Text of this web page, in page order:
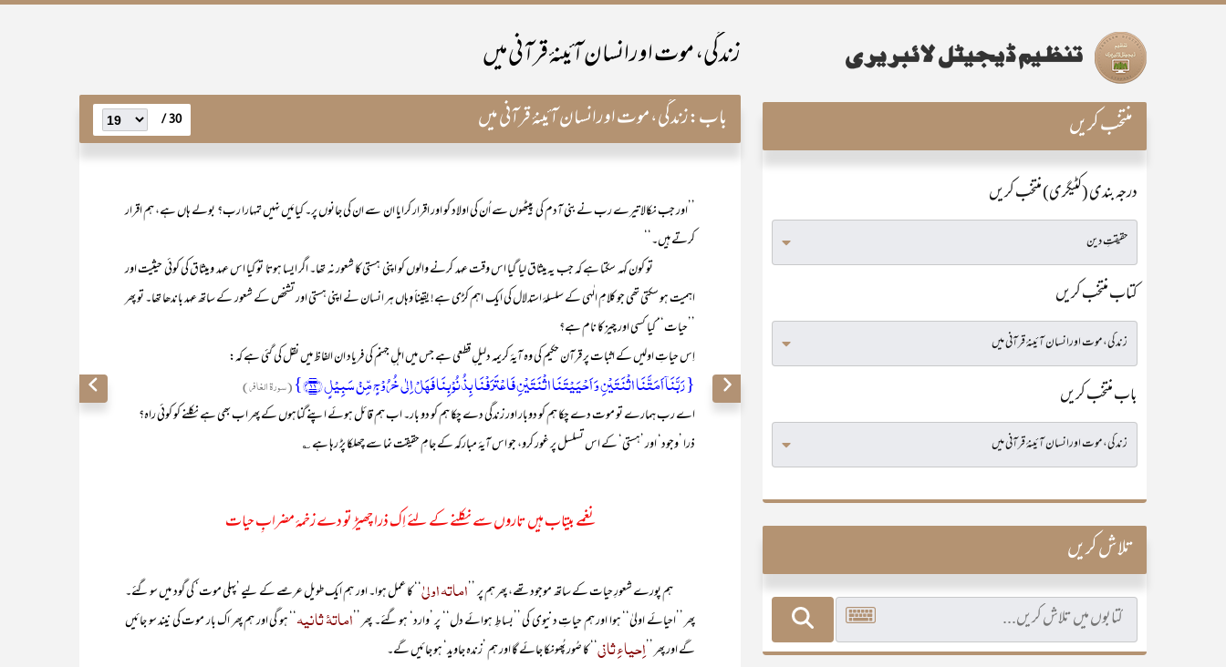
زندگی، موت اورانسان آئینۂ قرآنی میں
باب:زندگی، موت اورانسان آئینۂ قرآنی میں 30 /
’’اور جب نکالا تیرے رب نے بنی آدم کی پیٹھوں سے اُن کی اولاد کو اور اقرار کرایا ان سے ان کی جانوں پر۔ کیا مَیں نہیں تمہارا رب؟ بولے ہاں ہے، ہم اقرار
کرتے ہیں۔‘‘
تو کون کہہ سکتا ہے کہ جب یہ میثاق لیا گیا اس وقت عہد کرنے والوں کو اپنی ہستی کا شعور نہ تھا۔ اگر ایسا ہوتا تو کیا اس عہد و میثاق کی کوئی حیثیت اور
اہمیت ہو سکتی تھی جو کلامِ الٰہی کے سلسلۂ استدلال کی ایک اہم کڑی ہے! یقیناََ وہاں ہر انسان نے اپنی ہستی اور تشخص کے شعور کے ساتھ عہد باندھا تھا۔ تو پھر
’’حیات‘‘ کیا کسی اور چیز کا نام ہے؟
اِس حیاتِ اولیں کے اثبات پر قرآن حکیم کی وہ آیۂ کریمہ دلیلِ قطعی ہے جس میں اہلِ جہنم کی فریاد ان الفاظ میں نقل کی گئی ہے کہ:
{ رَبَّنَاۤ اَمَتَّنَا اثۡنَتَیۡنِ وَ اَحۡیَیۡتَنَا اثۡنَتَیۡنِ فَاعۡتَرَفۡنَا بِذُنُوۡبِنَا فَہَلۡ اِلٰی خُرُوۡجٍ مِّنۡ سَبِیۡلٍ ﴿۱۱﴾} (سورۃ الغافر)
اے رب ہمارے تو موت دے چکا ہم کو دوبار اور زندگی دے چکا ہم کو دو بار۔ اب ہم قائل ہوئے اپنے گناہوں کے پھر اب بھی ہے نکلنے کو کوئی راہ؟
ذرا ’وجود‘ اور ’ہستی‘ کے اس تسلسل پر غور کرو، جو اس آیۂ مبارکہ کے جامِ حقیقت نما سے چھلکا پڑ رہا ہے ؎
نغمے بیتاب ہیں تاروں سے نکلنے کے لئے اِک ذرا چھیڑ تو دے زخمۂ مضرابِ حیات
ہم پورے شعورِ حیات کے ساتھ موجود تھے، پھر ہم پر ’’ اماتہ اولیٰ‘‘ کا عمل ہوا۔ اور ہم ایک طویل عرصے کے لیے ’پہلی موت‘ کی گود میں سو گئے۔
پھر ’’احیائے اولیٰ‘‘ ہوا اور ہم حیاتِ دنیوی کی ’’بساطِ ہوائے دل‘‘ پر ’وارد‘ ہو گئے۔ پھر ’’ اماتۂ ثانیہ‘‘ ہو گی اور ہم پھر اک بار موت کی نیند سو جائیں
گے اور پھر ’’اِحیاءِ ثانی‘‘ کا صُور پُھونکا جائے گا اور ہم ’زندہ جاوید‘ ہو جائیں گے۔
منتخب کریں
درجہ بندی (کٹیگری) منتخب کریں
کتاب منتخب کریں
باب منتخب کریں
تلاش کریں